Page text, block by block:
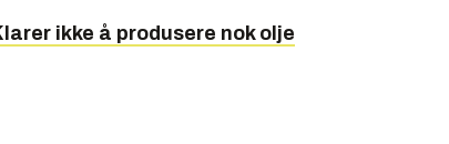
ikke å produsere nok olje